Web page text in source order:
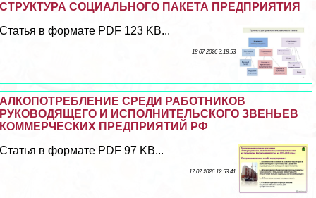
СТРУКТУРА СОЦИАЛЬНОГО ПАКЕТА ПРЕДПРИЯТИЯ
Статья в формате PDF 123 KB...
18 07 2026 3:18:53
АЛКОПОТРЕБЛЕНИЕ СРЕДИ РАБОТНИКОВ
РУКОВОДЯЩЕГО И ИСПОЛНИТЕЛЬСКОГО ЗВЕНЬЕВ
КОММЕРЧЕСКИХ ПРЕДПРИЯТИЙ РФ
Статья в формате PDF 97 KB...
17 07 2026 12:53:41